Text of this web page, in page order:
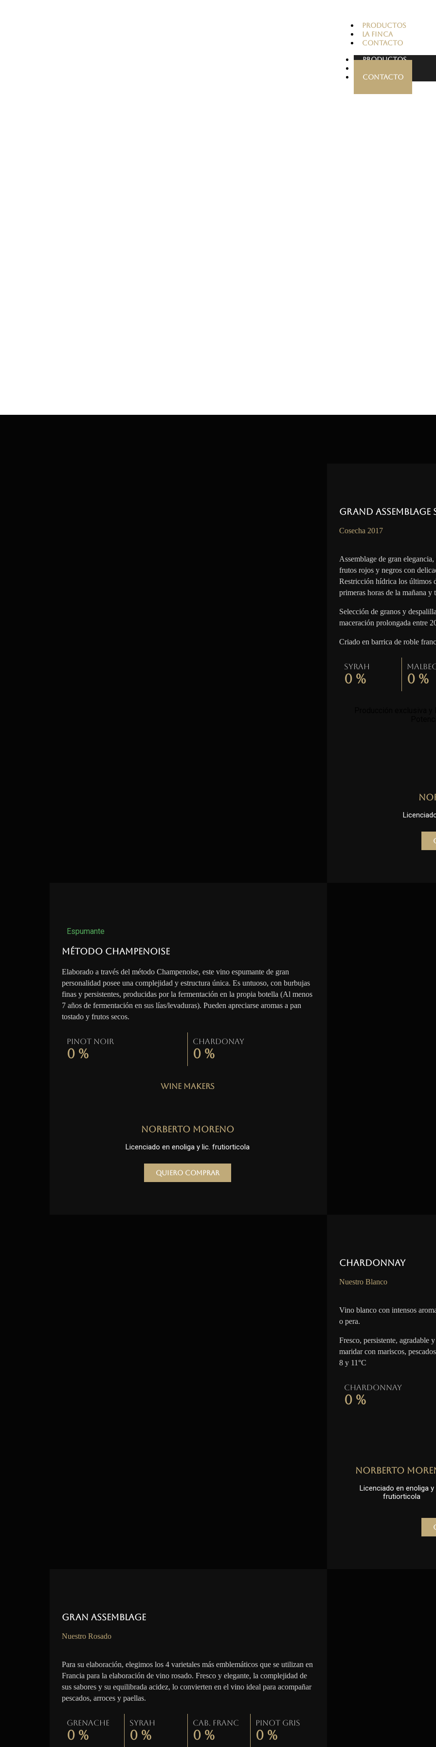
PRODUCTOS
LA FINCA
CONTACTO
PRODUCTOS
CONTACTO
Grand Assemblage
Cosecha 2017
Assemblage de gran
frutos rojos y negros con
Restricción hídrica los últimos
primeras horas de la mañana
Selección de granos y
maceración prolongada entre
Criado en barrica de roble
Syrah
0 % 0 %
Espumante
Método Champenoise
Elaborado a través del método Champenoise, este vino espumante de gran
personalidad posee una complejidad y estructura única. Es untuoso, con burbujas
finas y persistentes, producidas por la fermentación en la propia botella (Al menos
7 años de fermentación en sus lías/levaduras). Pueden apreciarse aromas a pan
tostado y frutos secos.
Pinot Noir
0 %
Chardonay
0 %
Wine Makers
Norberto Moreno
Licenciado en enoliga y lic. frutiorticola
Quiero comprar
Chardonnay
Nuestro Blanco
Vino blanco con intensos
o pera.
Fresco, persistente, agradable
maridar con mariscos,
8 y 11°C
Chardonnay
0 %
Norberto
Licenciado en enoliga y
frutiorticola
Gran Assemblage
Nuestro Rosado
Para su elaboración, elegimos los 4 varietales más emblemáticos que se utilizan en
Francia para la elaboración de vino rosado. Fresco y elegante, la complejidad de
sus sabores y su equilibrada acidez, lo convierten en el vino ideal para acompañar
pescados, arroces y paellas.
Grenache
0 %
Syrah
0 %
Cab. Franc
0 %
Pinot gris
0 %